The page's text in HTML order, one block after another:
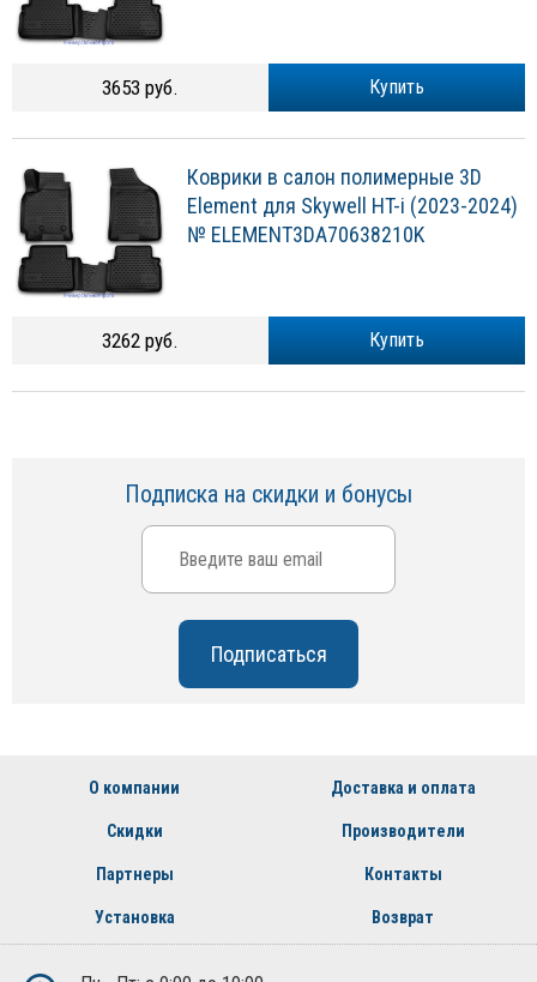
Купить
3653 руб.
Коврики в салон полимерные 3D
Element для Skywell HT-i (2023-2024)
№ ELEMENT3DA70638210K
Купить
3262 руб.
Подписка на скидки и бонусы
О компании Доставка и оплата
Скидки Производители
Партнеры Контакты
Установка Возврат